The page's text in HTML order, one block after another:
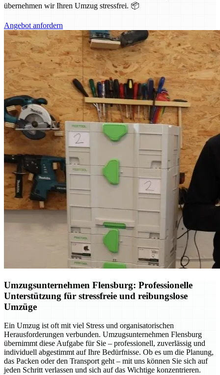
übernehmen wir Ihren Umzug stressfrei. 📦
Angebot anfordern
Umzugsunternehmen Flensburg: Professionelle
Unterstützung für stressfreie und reibungslose
Umzüge
Ein Umzug ist oft mit viel Stress und organisatorischen
Herausforderungen verbunden. Umzugsunternehmen Flensburg
übernimmt diese Aufgabe für Sie – professionell, zuverlässig und
individuell abgestimmt auf Ihre Bedürfnisse. Ob es um die Planung,
das Packen oder den Transport geht – mit uns können Sie sich auf
jeden Schritt verlassen und sich auf das Wichtige konzentrieren.